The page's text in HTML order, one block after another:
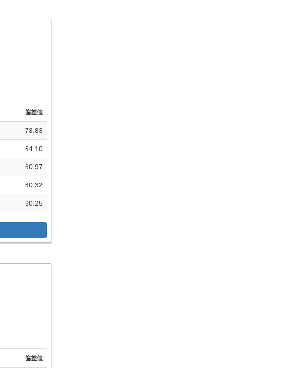
偏差値
73.83
64.10
60.97
60.32
60.25
偏差値